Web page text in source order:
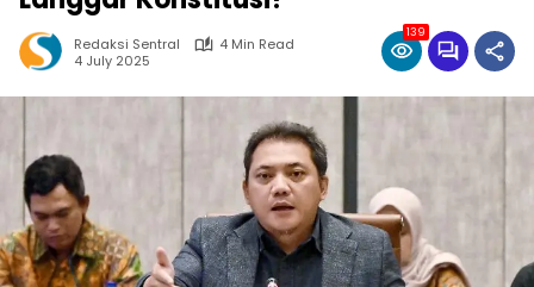
Redaksi Sentral
4 Min Read
4 July 2025
139